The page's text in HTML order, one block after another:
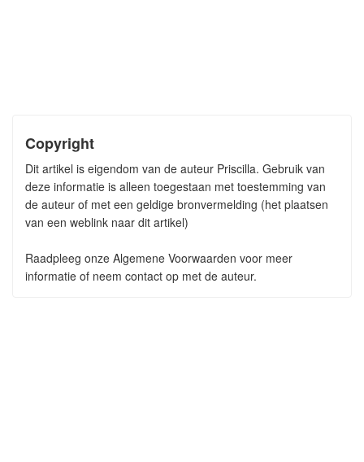
Copyright
Dit artikel is eigendom van de auteur Priscilla. Gebruik van
deze informatie is alleen toegestaan met toestemming van
de auteur of met een geldige bronvermelding (het plaatsen
van een weblink naar dit artikel)
Raadpleeg onze Algemene Voorwaarden voor meer
informatie of neem contact op met de auteur.